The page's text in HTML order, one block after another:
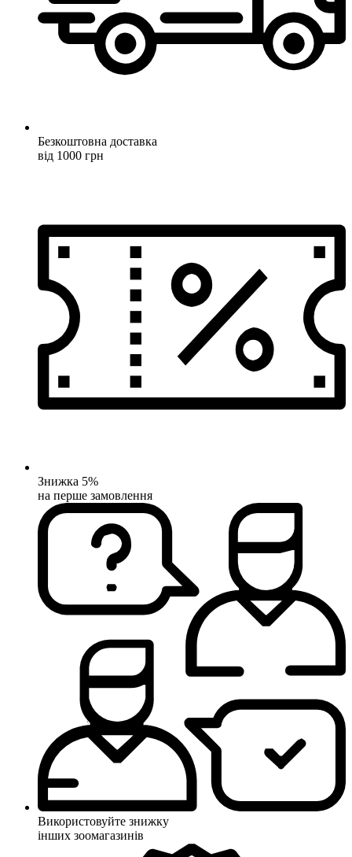
Безкоштовна доставка
від 1000 грн
Знижка 5%
на перше замовлення
Використовуйте знижку
інших зоомагазинів